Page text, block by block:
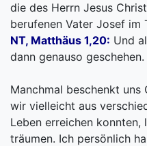
die des Herrn Jesus
berufenen Vater Josef im
NT, Matthäus 1,20: Und
dann genauso geschehen.
Manchmal beschenkt uns
wir vielleicht aus
Leben erreichen konnten,
träumen. Ich persönlich